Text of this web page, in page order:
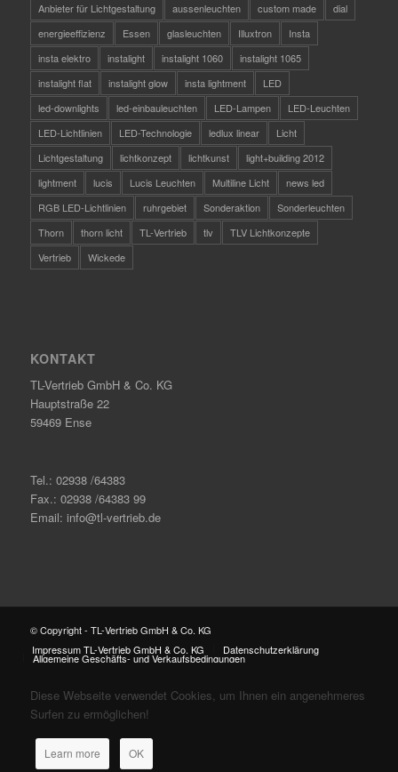
Anbieter für Lichtgestaltung aussenleuchten custom made
dial
energieeffizienz
Essen glasleuchten Illuxtron
Insta
insta elektro
instalight instalight 1060
instalight 1065
instalight flat
instalight glow insta lightment
LED
led-downlights
led-einbauleuchten LED-Lampen
LED-Leuchten
LED-Lichtlinien
LED-Technologie ledlux linear
Licht
Lichtgestaltung
lichtkonzept lichtkunst
light+building 2012
lightment
lucis Lucis Leuchten Multiline Licht
news led
RGB LED-Lichtlinien
ruhrgebiet Sonderaktion
Sonderleuchten
Thorn
thorn licht TL-Vertrieb tlv
TLV Lichtkonzepte
Vertrieb
Wickede
KONTAKT
TL-Vertrieb GmbH & Co. KG
Hauptstraße 22
59469 Ense
Tel.: 02938 /64383
Fax.: 02938 /64383 99
Email: info@tl-vertrieb.de
© Copyright - TL-Vertrieb GmbH & Co. KG
Impressum TL-Vertrieb GmbH & Co. KG
Datenschutzerklärung
Allgemeine Geschäfts- und Verkaufsbedingungen
Diese Webseite verwendet Cookies, um Ihnen ein angenehmeres
Surfen zu ermöglichen!
Learn more OK